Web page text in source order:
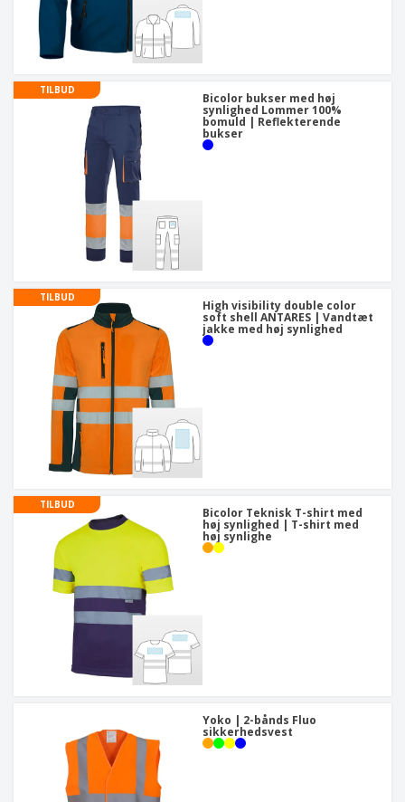
TILBUD
Bicolor bukser med høj
synlighed Lommer 100%
bomuld | Reflekterende
bukser
TILBUD
High visibility double color
soft shell ANTARES | Vandtæt
jakke med høj synlighed
TILBUD
Bicolor Teknisk T-shirt med
høj synlighed | T-shirt med
høj synlighe
Yoko | 2-bånds Fluo
sikkerhedsvest